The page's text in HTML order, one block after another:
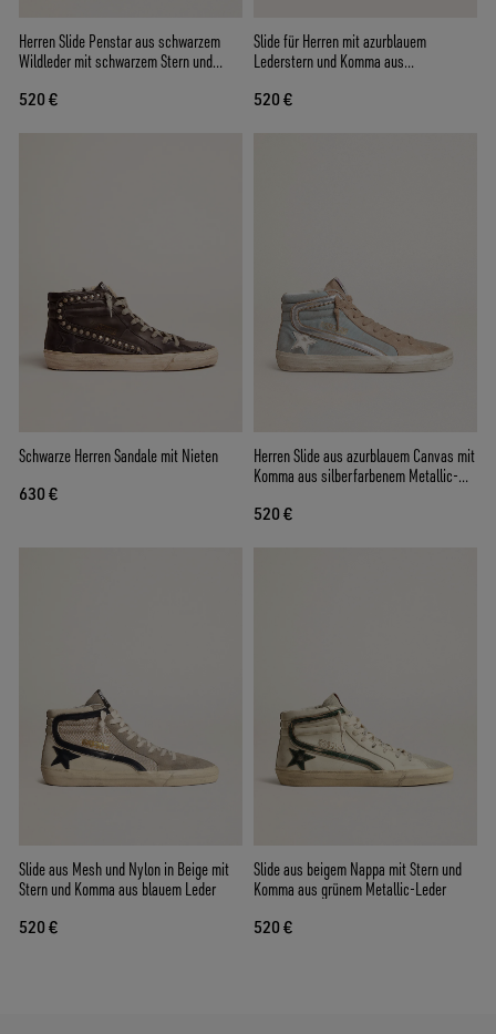
Herren Slide Penstar aus schwarzem
Wildleder mit schwarzem Stern und
520 €
Slide für Herren mit azurblauem
Lederstern und Komma aus
520 €
Schwarze Herren Sandale mit Nieten
630 €
Herren Slide aus azurblauem Canvas mit
Komma aus silberfarbenem Metallic-
520 €
Slide aus Mesh und Nylon in Beige mit
Stern und Komma aus blauem Leder
520 €
Slide aus beigem Nappa mit Stern und
Komma aus grünem Metallic-Leder
520 €